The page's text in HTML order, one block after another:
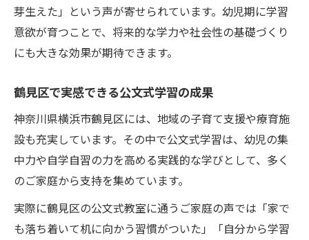
芽生えた」という声が寄せられています。幼児期に学習
意欲が育つことで、将来的な学力や社会性の基礎づくり
にも大きな効果が期待できます。
鶴見区で実感できる公文式学習の成果
神奈川県横浜市鶴見区には、地域の子育て支援や療育施
設も充実しています。その中で公文式学習は、幼児の集
中力や自学自習の力を高める実践的な学びとして、多く
のご家庭から支持を集めています。
実際に鶴見区の公文式教室に通うご家庭の声では「家で
も落ち着いて机に向かう習慣がついた」「自分から学習